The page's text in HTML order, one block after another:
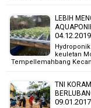
LEBIH
keuletan
Tempellemahbang
TNI